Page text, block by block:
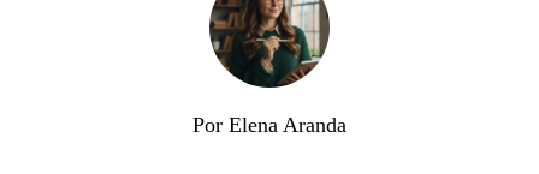
Por Elena Aranda